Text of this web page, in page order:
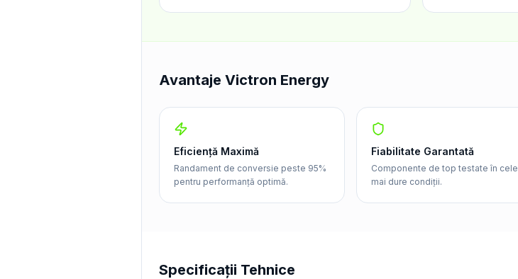
Avantaje Victron Energy
Eficiență Maximă
Randament de conversie peste 95%
pentru performanță optimă.
Fiabilitate Garantată
Componente de top testate în cele
mai dure condiții.
Specificații Tehnice